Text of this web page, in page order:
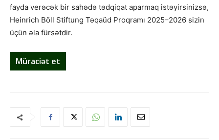
fayda verəcək bir sahədə tədqiqat aparmaq istəyirsinizsə,
Heinrich Böll Stiftung Təqaüd Proqramı 2025–2026 sizin
üçün əla fürsətdir.
Müraciət et